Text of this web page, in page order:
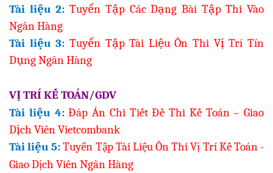
Tài liệu 2: Tuyển Tập Các Dạng Bài Tập Thi Vào
Ngân Hàng
Tài liệu 3: Tuyển Tập Tài Liệu Ôn Thi Vị Trí Tín
Dụng Ngân Hàng
VỊ TRÍ KẾ TOÁN/GDV
Tài liệu 4: Đáp Án Chi Tiết Đề Thi Kế Toán – Giao
Dịch Viên Vietcombank
Tài liệu 5: Tuyển Tập Tài Liệu Ôn Thi Vị Trí Kế Toán -
Giao Dịch Viên Ngân Hàng